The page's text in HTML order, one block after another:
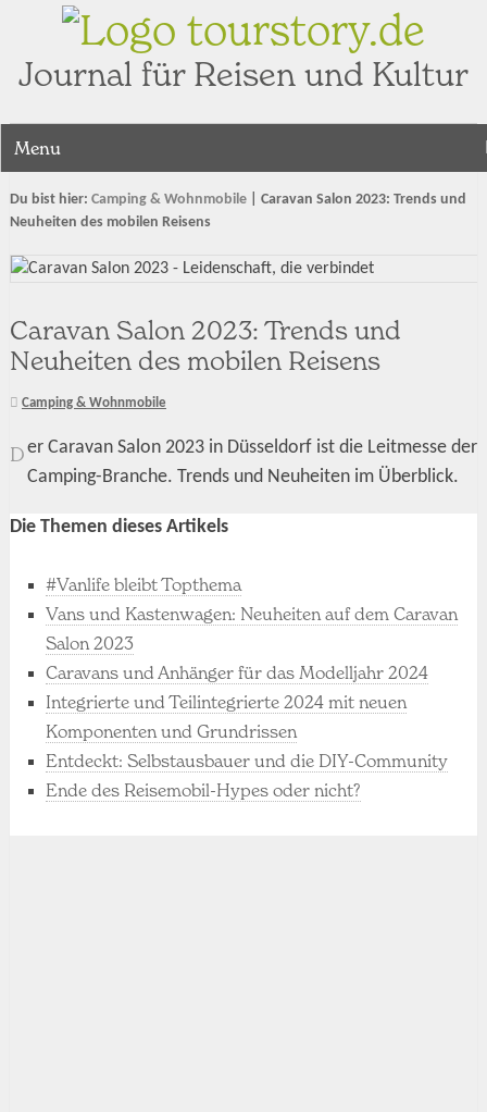
tourstory.de
Journal für Reisen und Kultur
Menu
Du bist hier: Camping & Wohnmobile| Caravan Salon 2023: Trends und
Neuheiten des mobilen Reisens
Caravan Salon 2023: Trends und
Neuheiten des mobilen Reisens
Camping & Wohnmobile
Der Caravan Salon 2023 in Düsseldorf ist die Leitmesse der
Camping-Branche. Trends und Neuheiten im Überblick.
Die Themen dieses Artikels
#Vanlife bleibt Topthema
Vans und Kastenwagen: Neuheiten auf dem Caravan
Salon 2023
Caravans und Anhänger für das Modelljahr 2024
Integrierte und Teilintegrierte 2024 mit neuen
Komponenten und Grundrissen
Entdeckt: Selbstausbauer und die DIY-Community
Ende des Reisemobil-Hypes oder nicht?